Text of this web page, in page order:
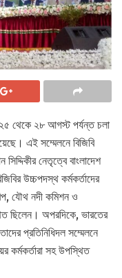
থেকে ২৮ আগস্ট পর্যন্ত চলা
এই সম্মেলনে বিজিবি
নেতৃত্বে বাংলাদেশ
উচ্চপদস্থ কর্মকর্তাদের
যৌথ নদী কমিশন ও
ছিলেন। অপরদিকে, ভারতের
প্রতিনিধিদল সম্মেলনে
কর্মকর্তারা সহ উপস্থিত